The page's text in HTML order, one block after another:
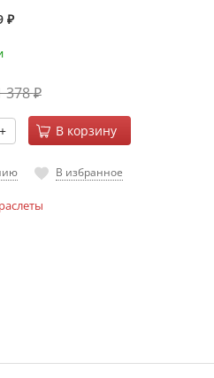
₽
378₽
+ В корзину
В избранное